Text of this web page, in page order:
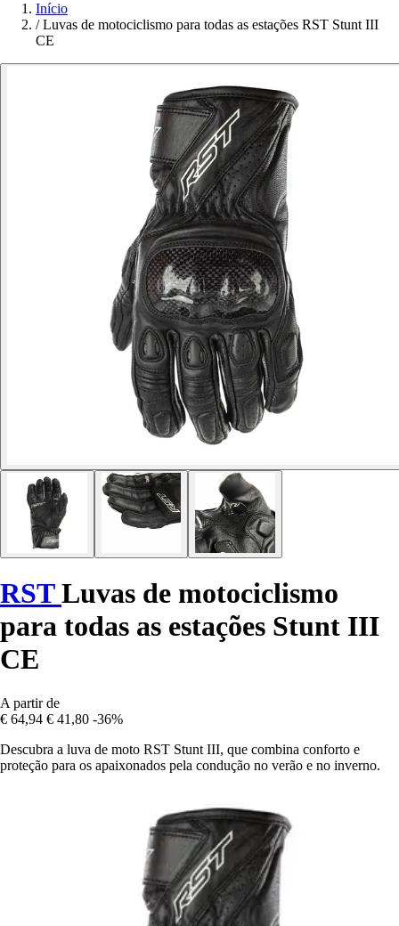
Início
/ Luvas de motociclismo para todas as estações RST Stunt III
CE
RSTLuvas de motociclismo
para todas as estações Stunt III
CE
A partir de
€ 64,94 € 41,80 -36%
Descubra a luva de moto RST Stunt III, que combina conforto e
proteção para os apaixonados pela condução no verão e no inverno.